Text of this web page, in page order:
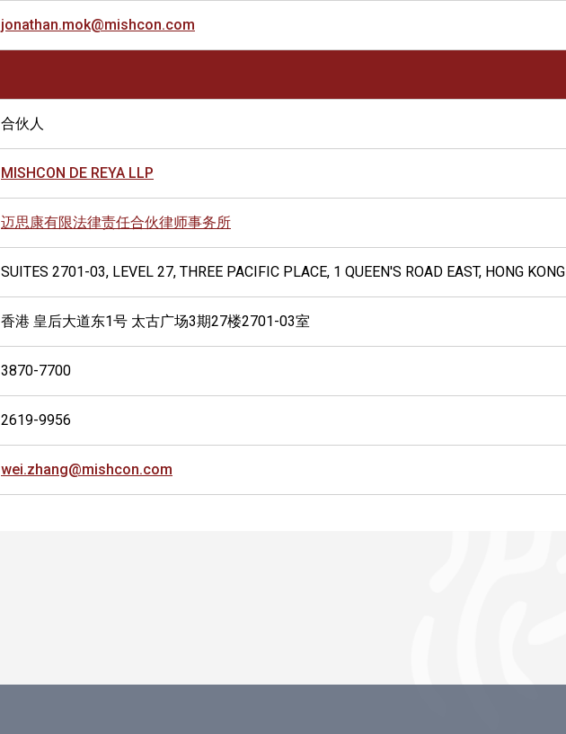
jonathan.mok@mishcon.com
合伙人
MISHCON DE REYA LLP
迈思康有限法律责任合伙律师事务所
SUITES 2701-03, LEVEL 27, THREE PACIFIC PLACE, 1 QUEEN'S ROAD EAST, HONG KONG
香港 皇后大道东1号 太古广场3期27楼2701-03室
3870-7700
2619-9956
wei.zhang@mishcon.com